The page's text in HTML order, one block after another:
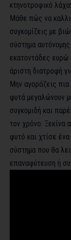
κτηνοτροφικό
Μάθε πώς να
συγκομίζεις με
σύστημα
εκατοντάδες
άριστη διατροφή
Μην αγοράζεις
φυτά μεγαλώνουν
συγκομιδή και
τον χρόνο. Ξεκίνα
φυτό και χτίσε ένα
σύστημα που θα
επαναφύτευση ή